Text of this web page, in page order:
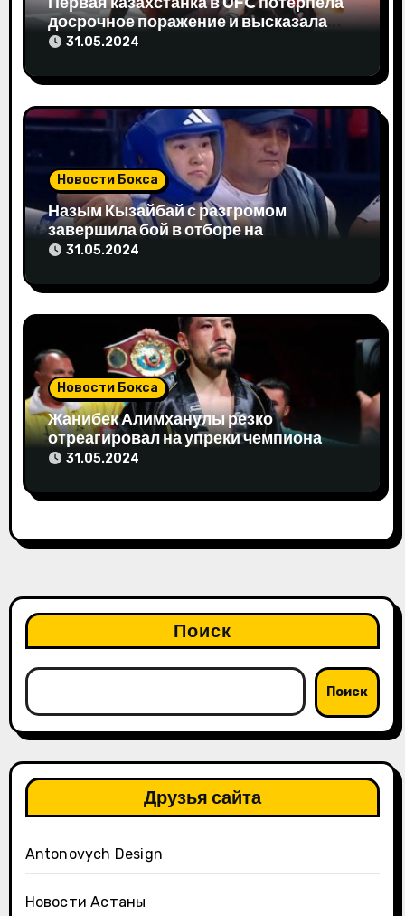
а
п
и
с
м
досрочное поражение и высказала
свое мнение
31.05.2024
Новости Бокса
Назым Кызайбай с разгромом
завершила бой в отборе на
Олимпиаду-2024
31.05.2024
Новости Бокса
Жанибек Алимханулы резко
отреагировал на упреки чемпиона
мира
31.05.2024
Поиск
Поиск
Друзья сайта
Antonovych Design
Новости Астаны